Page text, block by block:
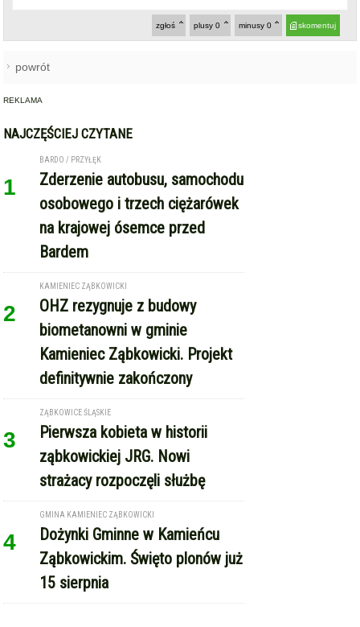
skomentuj
minusy 0
plusy 0
zgłoś
powrót
REKLAMA
NAJCZĘŚCIEJ CZYTANE
1
BARDO / PRZYŁĘK
Zderzenie autobusu, samochodu
osobowego i trzech ciężarówek
na krajowej ósemce przed
Bardem
2
KAMIENIEC ZĄBKOWICKI
OHZ rezygnuje z budowy
biometanowni w gminie
Kamieniec Ząbkowicki. Projekt
definitywnie zakończony
3
ZĄBKOWICE ŚLĄSKIE
Pierwsza kobieta w historii
ząbkowickiej JRG. Nowi
strażacy rozpoczęli służbę
4
GMINA KAMIENIEC ZĄBKOWICKI
Dożynki Gminne w Kamieńcu
Ząbkowickim. Święto plonów już
15 sierpnia